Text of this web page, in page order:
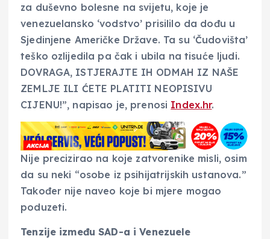
za duševno bolesne na svijetu, koje je
venezuelansko ‘vodstvo’ prisililo da dođu u
Sjedinjene Američke Države. Ta su ‘Čudovišta’
teško ozlijedila pa čak i ubila na tisuće ljudi.
DOVRAGA, ISTJERAJTE IH ODMAH IZ NAŠE
ZEMLJE ILI ĆETE PLATITI NEOPISIVU
CIJENU!”, napisao je, prenosi Index.hr.
Nije precizirao na koje zatvorenike misli, osim
da su neki “osobe iz psihijatrijskih ustanova.”
Također nije naveo koje bi mjere mogao
poduzeti.
Tenzije između SAD-a i Venezuele